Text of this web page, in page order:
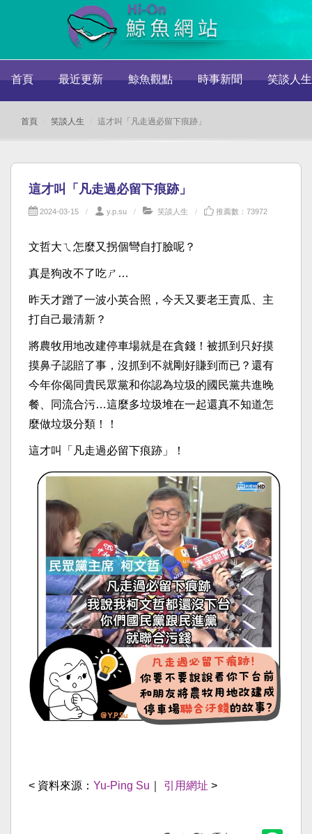
首頁 最近更新 鯨魚觀點 時事新聞 笑談人生
首頁 笑談人生 這才叫「凡走過必留下痕跡」
這才叫「凡走過必留下痕跡」
2024-03-15 y.p.su 笑談人生 推薦數：73972
文哲大ㄟ怎麼又拐個彎自打臉呢？
真是狗改不了吃ㄕ…
昨天才蹭了一波小英合照，今天又要老王賣瓜、主
打自己最清新？
將農牧用地改建停車場就是在貪錢！被抓到只好摸
摸鼻子認賠了事，沒抓到不就剛好賺到而已？還有
今年你偈同貴民眾黨和你認為垃圾的國民黨共進晚
餐、同流合污…這麼多垃圾堆在一起還真不知道怎
麼做垃圾分類！！
這才叫「凡走過必留下痕跡」！
< 資料來源： Yu-Ping Su 引用網址 >